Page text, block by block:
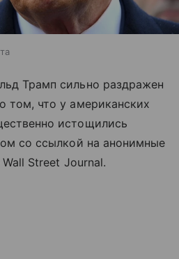
Трамп сильно раздражен
что у американских
истощились
со ссылкой на анонимные
Street Journal.